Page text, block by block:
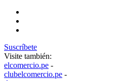
Suscríbete
Visite también:
elcomercio.pe -
clubelcomercio.pe -